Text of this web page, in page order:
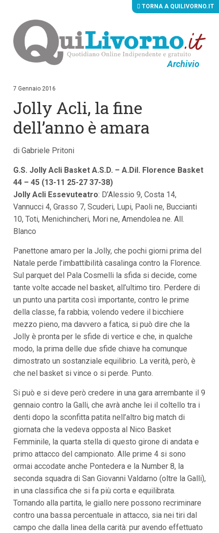
Archivio
i
c
n
n
t
p
r
i
n
c
i
p
l
i
a
i
l
M
n
ù
r
i
c
p
a
l
e
V
a
i
i
n
f
o
d
o
TORNA A QUILIVORNO.IT
7 Gennaio 2016
Jolly Acli, la fine
dell’anno è amara
di Gabriele Pritoni
G.S. Jolly Acli Basket A.S.D. – A.Dil. Florence Basket
44 – 45 (13-11 25-27 37-38)
Jolly Acli Essevuteatro: D’Alessio 9, Costa 14,
Vannucci 4, Grasso 7, Scuderi, Lupi, Paoli ne, Buccianti
10, Toti, Menichincheri, Mori ne, Amendolea ne. All.
Blanco
Panettone amaro per la Jolly, che pochi giorni prima del
Natale perde l’imbattibilità casalinga contro la Florence.
Sul parquet del Pala Cosmelli la sfida si decide, come
tante volte accade nel basket, all’ultimo tiro. Perdere di
un punto una partita così importante, contro le prime
della classe, fa rabbia; volendo vedere il bicchiere
mezzo pieno, ma davvero a fatica, si può dire che la
Jolly è pronta per le sfide di vertice e che, in qualche
modo, la prima delle due sfide chiave ha comunque
dimostrato un sostanziale equilibrio. La verità, però, è
che nel basket si vince o si perde. Punto.
Si può e si deve però credere in una gara arrembante il 9
gennaio contro la Galli, che avrà anche lei il coltello tra i
denti dopo la sconfitta patita nell’altro big match di
giornata che la vedeva opposta al Nico Basket
Femminile, la quarta stella di questo girone di andata e
primo attacco del campionato. Alle prime 4 si sono
ormai accodate anche Pontedera e la Number 8, la
seconda squadra di San Giovanni Valdarno (oltre la Galli),
in una classifica che si fa più corta e equilibrata.
Tornando alla partita, le giallo nere possono recriminare
contro una bassa percentuale in attacco, sia nei tiri dal
campo che dalla linea della carità: pur avendo effettuato